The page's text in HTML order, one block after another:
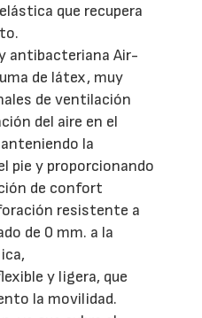
que recupera
antibacteriana Air-
de látex, muy
de ventilación
del aire en el
la
pie y proporcionando
de confort
resistente a
de 0 mm. a la
y ligera, que
la movilidad.